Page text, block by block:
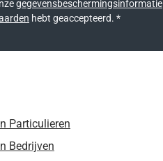
gegevensbeschermingsinformatie
hebt geaccepteerd. *
Particulieren
Bedrijven